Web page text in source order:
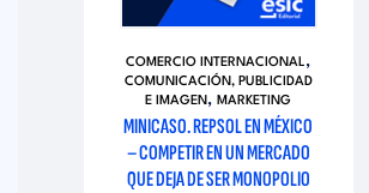
COMERCIO INTERNACIONAL,
COMUNICACIÓN, PUBLICIDAD
E IMAGEN,MARKETING
MINICASO. REPSOL EN MÉXICO
– COMPETIR EN UN MERCADO
QUE DEJA DE SER MONOPOLIO